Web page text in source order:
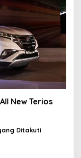
New Terios
Ditakuti